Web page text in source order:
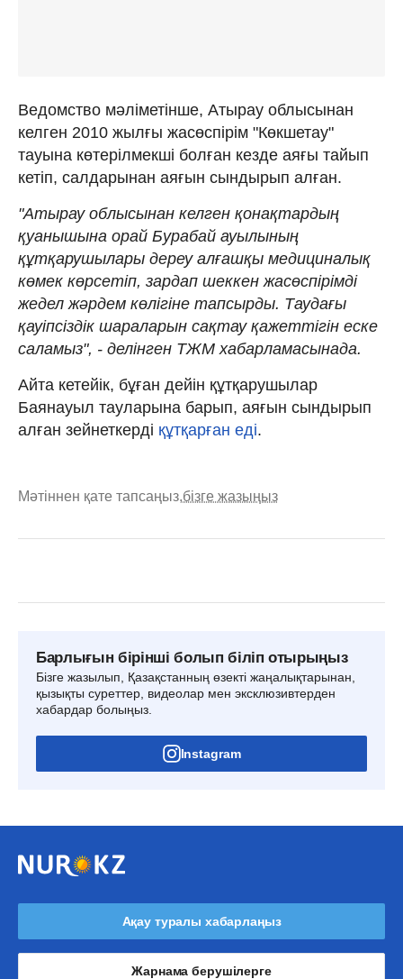
Ведомство мәліметінше, Атырау облысынан
келген 2010 жылғы жасөспірім "Көкшетау"
тауына көтерілмекші болған кезде аяғы тайып
кетіп, салдарынан аяғын сындырып алған.
"Атырау облысынан келген қонақтардың
қуанышына орай Бурабай ауылының
құтқарушылары дереу алғашқы медициналық
көмек көрсетіп, зардап шеккен жасөспірімді
жедел жәрдем көлігіне тапсырды. Таудағы
қауіпсіздік шараларын сақтау қажеттігін еске
саламыз", - делінген ТЖМ хабарламасынада.
Айта кетейік, бұған дейін құтқарушылар
Баянауыл тауларына барып, аяғын сындырып
алған зейнеткерді құтқарған еді.
Мәтіннен қате тапсаңыз,бізге жазыңыз
Барлығын бірінші болып біліп отырыңыз
Бізге жазылып, Қазақстанның өзекті жаңалықтарынан,
қызықты суреттер, видеолар мен эксклюзивтерден
хабардар болыңыз.
Instagram
Ақау туралы хабарлаңыз
Жарнама берушілерге